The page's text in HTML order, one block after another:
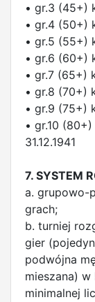
• gr.3 (45+)
• gr.4 (50+)
• gr.5 (55+)
• gr.6 (60+)
• gr.7 (65+)
• gr.8 (70+)
• gr.9 (75+)
• gr.10
31.12.1941
7. SYSTEM
a. grupowo-
grach;
b. turniej
gier
podwójna
mieszana)
minimalnej